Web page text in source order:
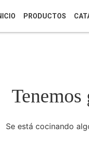
PRODUCTOS
Se está cocinando